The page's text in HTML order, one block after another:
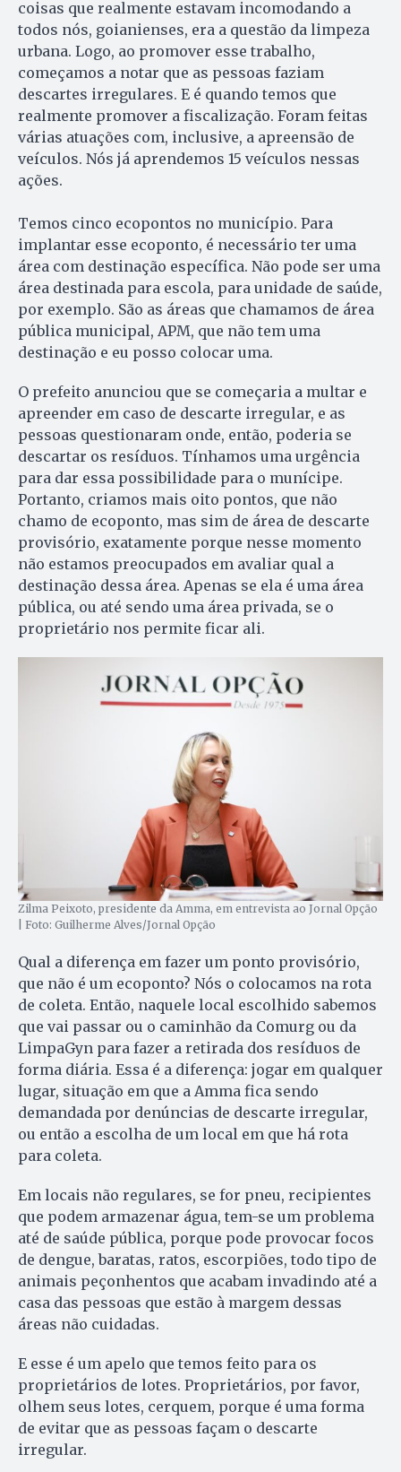
coisas que realmente estavam incomodando a
todos nós, goianienses, era a questão da limpeza
urbana. Logo, ao promover esse trabalho,
começamos a notar que as pessoas faziam
descartes irregulares. E é quando temos que
realmente promover a fiscalização. Foram feitas
várias atuações com, inclusive, a apreensão de
veículos. Nós já aprendemos 15 veículos nessas
ações.
Temos cinco ecopontos no município. Para
implantar esse ecoponto, é necessário ter uma
área com destinação específica. Não pode ser uma
área destinada para escola, para unidade de saúde,
por exemplo. São as áreas que chamamos de área
pública municipal, APM, que não tem uma
destinação e eu posso colocar uma.
O prefeito anunciou que se começaria a multar e
apreender em caso de descarte irregular, e as
pessoas questionaram onde, então, poderia se
descartar os resíduos. Tínhamos uma urgência
para dar essa possibilidade para o munícipe.
Portanto, criamos mais oito pontos, que não
chamo de ecoponto, mas sim de área de descarte
provisório, exatamente porque nesse momento
não estamos preocupados em avaliar qual a
destinação dessa área. Apenas se ela é uma área
pública, ou até sendo uma área privada, se o
proprietário nos permite ficar ali.
Zilma Peixoto, presidente da Amma, em entrevista ao Jornal Opção
| Foto: Guilherme Alves/Jornal Opção
Qual a diferença em fazer um ponto provisório,
que não é um ecoponto? Nós o colocamos na rota
de coleta. Então, naquele local escolhido sabemos
que vai passar ou o caminhão da Comurg ou da
LimpaGyn para fazer a retirada dos resíduos de
forma diária. Essa é a diferença: jogar em qualquer
lugar, situação em que a Amma fica sendo
demandada por denúncias de descarte irregular,
ou então a escolha de um local em que há rota
para coleta.
Em locais não regulares, se for pneu, recipientes
que podem armazenar água, tem-se um problema
até de saúde pública, porque pode provocar focos
de dengue, baratas, ratos, escorpiões, todo tipo de
animais peçonhentos que acabam invadindo até a
casa das pessoas que estão à margem dessas
áreas não cuidadas.
E esse é um apelo que temos feito para os
proprietários de lotes. Proprietários, por favor,
olhem seus lotes, cerquem, porque é uma forma
de evitar que as pessoas façam o descarte
irregular.